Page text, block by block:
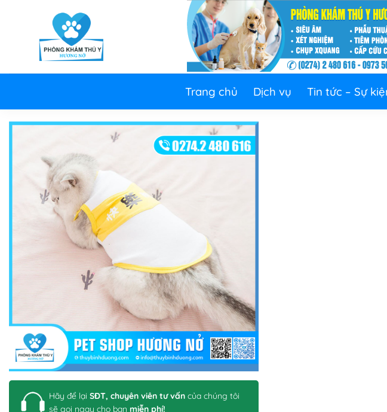
Trang chủ Dịch vụ Tin tức – Sự
Hãy để lại SĐT, chuyên viên tư vấn của chúng tôi
sẽ gọi ngay cho bạn miễn phí!